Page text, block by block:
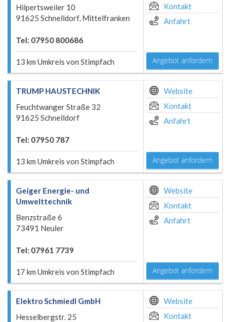
Hilpertsweiler 10
91625 Schnelldorf, Mittelfranken
Tel: 07950 800686
13 km Umkreis von Stimpfach
Kontakt
Anfahrt
Angebot anfordern
TRUMP HAUSTECHNIK
Feuchtwanger Straße 32
91625 Schnelldorf
Tel: 07950 787
13 km Umkreis von Stimpfach
Website
Kontakt
Anfahrt
Angebot anfordern
Geiger Energie- und
Umwelttechnik
Benzstraße 6
73491 Neuler
Tel: 07961 7739
17 km Umkreis von Stimpfach
Website
Kontakt
Anfahrt
Angebot anfordern
Elektro Schmiedl GmbH
Hesselbergstr. 25
Website
Kontakt